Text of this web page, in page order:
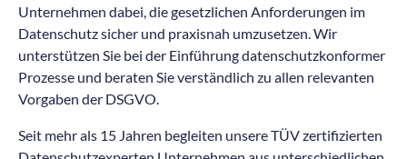
Unternehmen dabei, die gesetzlichen Anforderungen im
Datenschutz sicher und praxisnah umzusetzen. Wir
unterstützen Sie bei der Einführung datenschutzkonformer
Prozesse und beraten Sie verständlich zu allen relevanten
Vorgaben der DSGVO.
Seit mehr als 15 Jahren begleiten unsere TÜV zertifizierten